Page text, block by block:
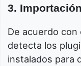
3. Importación
De acuerdo con
detecta los
instalados para